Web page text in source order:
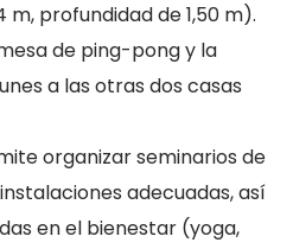
profundidad de 1,50 m).
de ping-pong y la
a las otras dos casas
organizar seminarios de
adecuadas, así
en el bienestar (yoga,